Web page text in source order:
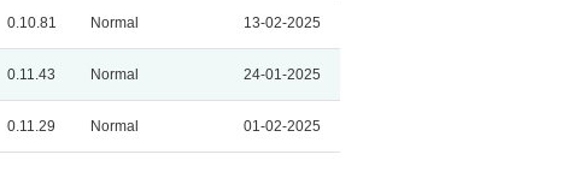
0.10.81 Normal 13-02-2025
0.11.43 Normal 24-01-2025
0.11.29 Normal 01-02-2025